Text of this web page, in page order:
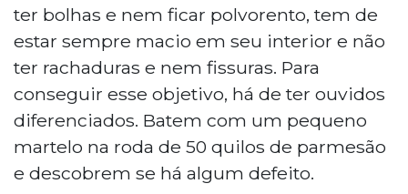
ter bolhas e nem ficar polvorento, tem de
estar sempre macio em seu interior e não
ter rachaduras e nem fissuras. Para
conseguir esse objetivo, há de ter ouvidos
diferenciados. Batem com um pequeno
martelo na roda de 50 quilos de parmesão
e descobrem se há algum defeito.